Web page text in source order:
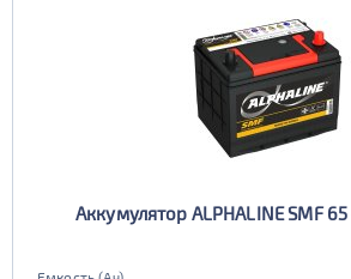
Аккумулятор ALPHALINE SMF